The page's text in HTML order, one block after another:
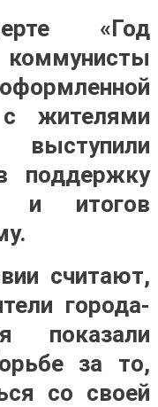
«Год
жителями
поддержку
и итогов
считают,
города-
показали
за то,
со своей